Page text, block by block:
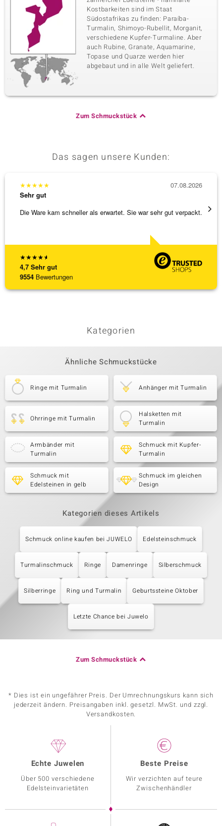
Kostbarkeiten sind im Staat
Südostafrikas zu finden: Paraíba-
Turmalin, Shimoyo-Rubellit, Morganit,
verschiedene Kupfer-Turmaline. Aber
auch Rubine, Granate, Aquamarine,
Topase und Quarze werden hier
abgebaut und in alle Welt geliefert.
Zum Schmuckstück
Das sagen unsere Kunden:
★★★★★
4,7 Sehr gut
9554 Bewertungen
★★★★★
Sehr gut
Die Ware kam schneller als erwartet. Sie war sehr gut verpackt.
07.08.2026
Kategorien
Ähnliche Schmuckstücke
Ringe mit Turmalin Anhänger mit Turmalin
Ohrringe mit Turmalin
Halsketten mit
Turmalin
Armbänder mit
Turmalin
Schmuck mit Kupfer-
Turmalin
Schmuck mit
Edelsteinen in gelb
Schmuck im gleichen
Design
Kategorien dieses Artikels
Schmuck online kaufen bei JUWELO Edelsteinschmuck
Turmalinschmuck Ringe Damenringe Silberschmuck
Silberringe Ring und Turmalin Geburtssteine Oktober
Letzte Chance bei Juwelo
Zum Schmuckstück
* Dies ist ein ungefährer Preis. Der Umrechnungskurs kann sich
jederzeit ändern. Preisangaben inkl. gesetzl. MwSt. und zzgl.
Versandkosten.
Echte Juwelen
Über 500 verschiedene
Edelsteinvarietäten
Beste Preise
Wir verzichten auf teure
Zwischenhändler